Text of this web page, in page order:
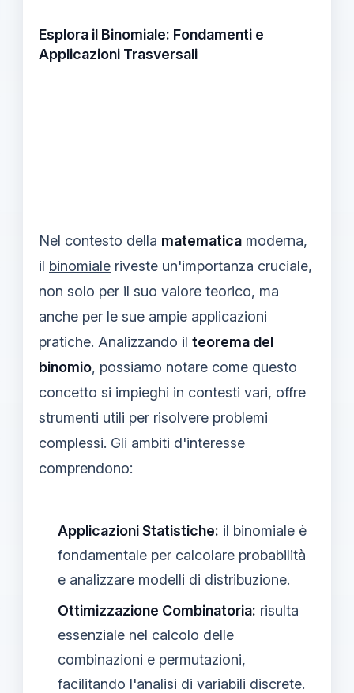
Esplora il Binomiale: Fondamenti e
Applicazioni Trasversali
Nel contesto della matematica moderna,
il binomiale riveste un'importanza cruciale,
non solo per il suo valore teorico, ma
anche per le sue ampie applicazioni
pratiche. Analizzando il teorema del
binomio, possiamo notare come questo
concetto si impieghi in contesti vari, offre
strumenti utili per risolvere problemi
complessi. Gli ambiti d'interesse
comprendono:
Applicazioni Statistiche: il binomiale è
fondamentale per calcolare probabilità
e analizzare modelli di distribuzione.
Ottimizzazione Combinatoria: risulta
essenziale nel calcolo delle
combinazioni e permutazioni,
facilitando l'analisi di variabili discrete.